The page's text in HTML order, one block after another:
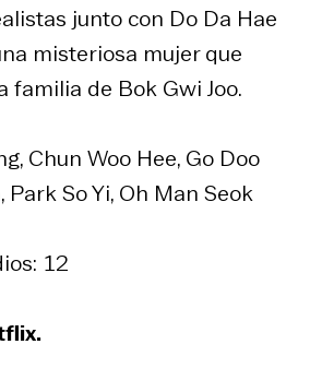
junto con Do Da Hae
misteriosa mujer que
familia de Bok Gwi Joo.
Chun Woo Hee, Go Doo
So Yi, Oh Man Seok
12